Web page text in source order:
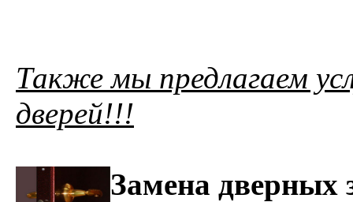
Также мы предлагаем
дверей!!!
Замена дверных